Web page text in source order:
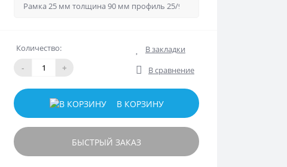
Количество:
- +
В закладки
В сравнение
В КОРЗИНУ
БЫСТРЫЙ ЗАКАЗ